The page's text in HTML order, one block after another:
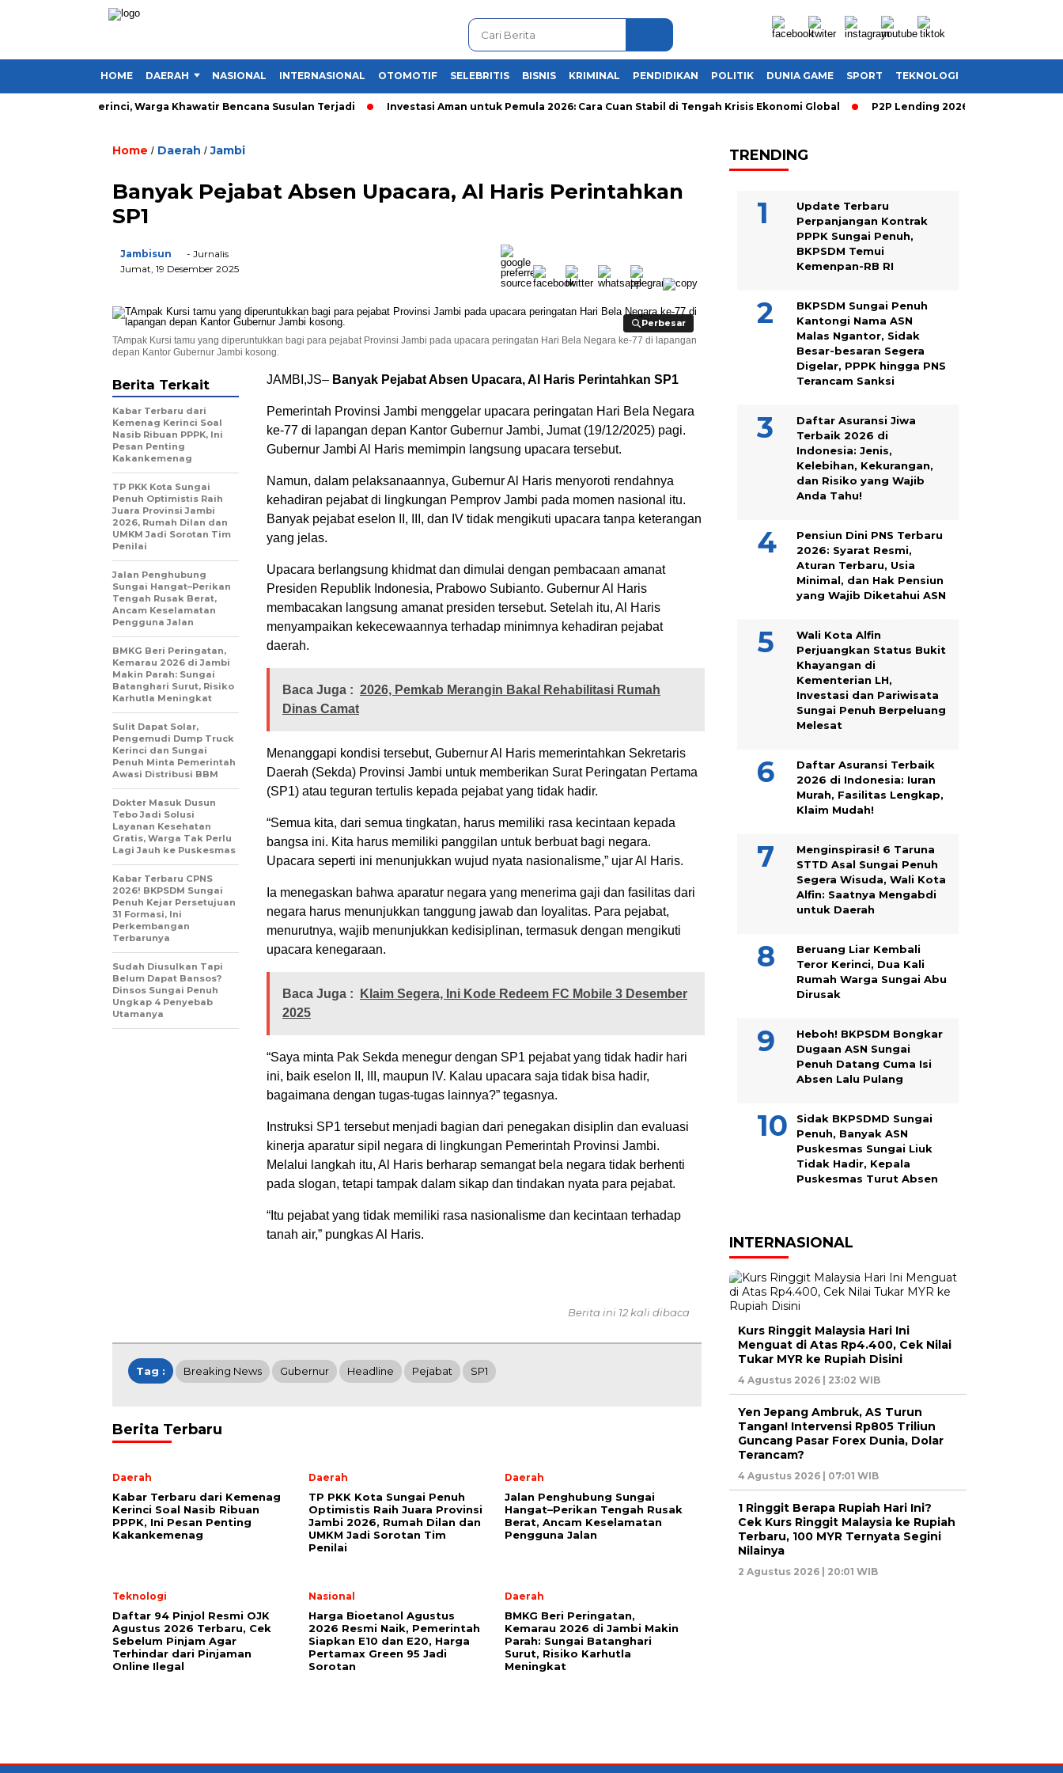
HOME DAERAH NASIONAL INTERNASIONAL OTOMOTIF SELEBRITIS BISNIS KRIMINAL PENDIDIKAN POLITIK DUNIA GAME SPORT TEKNOLOGI
Desa di Kerinci, Warga Khawatir Bencana Susulan Terjadi Investasi Aman untuk Pemula 2026: Cara Cuan Stabil di Tengah Krisis Ekonomi Global P2P Lending 2026: Cara Cerdas
Home / Daerah /Jambi
Banyak Pejabat Absen Upacara, Al Haris Perintahkan
SP1
Jambisun
- Jurnalis
Jumat, 19 Desember 2025
Perbesar
Perbesar
TAmpak Kursi tamu yang diperuntukkan bagi para pejabat Provinsi Jambi pada upacara peringatan Hari Bela Negara ke-77 di lapangan
depan Kantor Gubernur Jambi kosong.
JAMBI,JS– Banyak Pejabat Absen Upacara, Al Haris Perintahkan SP1
Pemerintah Provinsi Jambi menggelar upacara peringatan Hari Bela Negara
ke-77 di lapangan depan Kantor Gubernur Jambi, Jumat (19/12/2025) pagi.
Gubernur Jambi Al Haris memimpin langsung upacara tersebut.
Namun, dalam pelaksanaannya, Gubernur Al Haris menyoroti rendahnya
kehadiran pejabat di lingkungan Pemprov Jambi pada momen nasional itu.
Banyak pejabat eselon II, III, dan IV tidak mengikuti upacara tanpa keterangan
yang jelas.
Upacara berlangsung khidmat dan dimulai dengan pembacaan amanat
Presiden Republik Indonesia, Prabowo Subianto. Gubernur Al Haris
membacakan langsung amanat presiden tersebut. Setelah itu, Al Haris
menyampaikan kekecewaannya terhadap minimnya kehadiran pejabat
daerah.
Baca Juga : 2026, Pemkab Merangin Bakal Rehabilitasi Rumah
Dinas Camat
Menanggapi kondisi tersebut, Gubernur Al Haris memerintahkan Sekretaris
Daerah (Sekda) Provinsi Jambi untuk memberikan Surat Peringatan Pertama
(SP1) atau teguran tertulis kepada pejabat yang tidak hadir.
“Semua kita, dari semua tingkatan, harus memiliki rasa kecintaan kepada
bangsa ini. Kita harus memiliki panggilan untuk berbuat bagi negara.
Upacara seperti ini menunjukkan wujud nyata nasionalisme,” ujar Al Haris.
Ia menegaskan bahwa aparatur negara yang menerima gaji dan fasilitas dari
negara harus menunjukkan tanggung jawab dan loyalitas. Para pejabat,
menurutnya, wajib menunjukkan kedisiplinan, termasuk dengan mengikuti
upacara kenegaraan.
Baca Juga :
Klaim Segera, Ini Kode Redeem FC Mobile 3 Desember
2025
“Saya minta Pak Sekda menegur dengan SP1 pejabat yang tidak hadir hari
ini, baik eselon II, III, maupun IV. Kalau upacara saja tidak bisa hadir,
bagaimana dengan tugas-tugas lainnya?” tegasnya.
Instruksi SP1 tersebut menjadi bagian dari penegakan disiplin dan evaluasi
kinerja aparatur sipil negara di lingkungan Pemerintah Provinsi Jambi.
Melalui langkah itu, Al Haris berharap semangat bela negara tidak berhenti
pada slogan, tetapi tampak dalam sikap dan tindakan nyata para pejabat.
“Itu pejabat yang tidak memiliki rasa nasionalisme dan kecintaan terhadap
tanah air,” pungkas Al Haris.
Berita Terkait
Kabar Terbaru dari
Kemenag Kerinci Soal
Nasib Ribuan PPPK, Ini
Pesan Penting
Kakankemenag
TP PKK Kota Sungai
Penuh Optimistis Raih
Juara Provinsi Jambi
2026, Rumah Dilan dan
UMKM Jadi Sorotan Tim
Penilai
Jalan Penghubung
Sungai Hangat–Perikan
Tengah Rusak Berat,
Ancam Keselamatan
Pengguna Jalan
BMKG Beri Peringatan,
Kemarau 2026 di Jambi
Makin Parah: Sungai
Batanghari Surut, Risiko
Karhutla Meningkat
Sulit Dapat Solar,
Pengemudi Dump Truck
Kerinci dan Sungai
Penuh Minta Pemerintah
Awasi Distribusi BBM
Dokter Masuk Dusun
Tebo Jadi Solusi
Layanan Kesehatan
Gratis, Warga Tak Perlu
Lagi Jauh ke Puskesmas
Kabar Terbaru CPNS
2026! BKPSDM Sungai
Penuh Kejar Persetujuan
31 Formasi, Ini
Perkembangan
Terbarunya
Sudah Diusulkan Tapi
Belum Dapat Bansos?
Dinsos Sungai Penuh
Ungkap 4 Penyebab
Utamanya
Berita ini 12 kali dibaca
Tag : Breaking News Gubernur Headline Pejabat SP1
Berita Terbaru
Daerah
Kabar Terbaru dari Kemenag
Kerinci Soal Nasib Ribuan
PPPK, Ini Pesan Penting
Kakankemenag
Daerah
TP PKK Kota Sungai Penuh
Optimistis Raih Juara Provinsi
Jambi 2026, Rumah Dilan dan
UMKM Jadi Sorotan Tim
Penilai
Daerah
Jalan Penghubung Sungai
Hangat–Perikan Tengah Rusak
Berat, Ancam Keselamatan
Pengguna Jalan
Teknologi
Daftar 94 Pinjol Resmi OJK
Agustus 2026 Terbaru, Cek
Sebelum Pinjam Agar
Terhindar dari Pinjaman
Online Ilegal
Nasional
Harga Bioetanol Agustus
2026 Resmi Naik, Pemerintah
Siapkan E10 dan E20, Harga
Pertamax Green 95 Jadi
Sorotan
Daerah
BMKG Beri Peringatan,
Kemarau 2026 di Jambi Makin
Parah: Sungai Batanghari
Surut, Risiko Karhutla
Meningkat
TRENDING
Update Terbaru
Perpanjangan Kontrak
PPPK Sungai Penuh,
BKPSDM Temui
Kemenpan-RB RI
BKPSDM Sungai Penuh
Kantongi Nama ASN
Malas Ngantor, Sidak
Besar-besaran Segera
Digelar, PPPK hingga PNS
Terancam Sanksi
Daftar Asuransi Jiwa
Terbaik 2026 di
Indonesia: Jenis,
Kelebihan, Kekurangan,
dan Risiko yang Wajib
Anda Tahu!
Pensiun Dini PNS Terbaru
2026: Syarat Resmi,
Aturan Terbaru, Usia
Minimal, dan Hak Pensiun
yang Wajib Diketahui ASN
Wali Kota Alfin
Perjuangkan Status Bukit
Khayangan di
Kementerian LH,
Investasi dan Pariwisata
Sungai Penuh Berpeluang
Melesat
Daftar Asuransi Terbaik
2026 di Indonesia: Iuran
Murah, Fasilitas Lengkap,
Klaim Mudah!
Menginspirasi! 6 Taruna
STTD Asal Sungai Penuh
Segera Wisuda, Wali Kota
Alfin: Saatnya Mengabdi
untuk Daerah
Beruang Liar Kembali
Teror Kerinci, Dua Kali
Rumah Warga Sungai Abu
Dirusak
Heboh! BKPSDM Bongkar
Dugaan ASN Sungai
Penuh Datang Cuma Isi
Absen Lalu Pulang
Sidak BKPSDMD Sungai
Penuh, Banyak ASN
Puskesmas Sungai Liuk
Tidak Hadir, Kepala
Puskesmas Turut Absen
INTERNASIONAL
Kurs Ringgit Malaysia Hari Ini
Menguat di Atas Rp4.400, Cek Nilai
Tukar MYR ke Rupiah Disini
4 Agustus 2026 | 23:02 WIB
Yen Jepang Ambruk, AS Turun
Tangan! Intervensi Rp805 Triliun
Guncang Pasar Forex Dunia, Dolar
Terancam?
4 Agustus 2026 | 07:01 WIB
1 Ringgit Berapa Rupiah Hari Ini?
Cek Kurs Ringgit Malaysia ke Rupiah
Terbaru, 100 MYR Ternyata Segini
Nilainya
2 Agustus 2026 | 20:01 WIB